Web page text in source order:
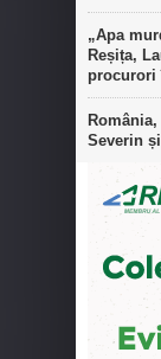
„Apa
Reșița,
procurori
Severin